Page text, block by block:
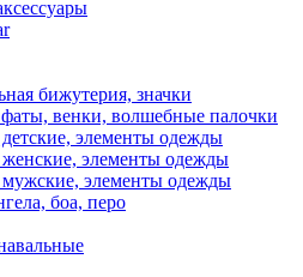
бижутерия, значки
венки, волшебные палочки
элементы одежды
элементы одежды
элементы одежды
боа, перо